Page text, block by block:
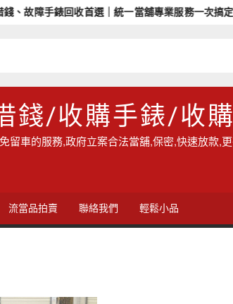
故障手錶回收首選｜統一當舖專業服務一次搞定！
錢/收購手錶/收
車的服務,政府立案合法當舖,保密,快速放款,
流當品拍賣 聯絡我們 輕鬆小品